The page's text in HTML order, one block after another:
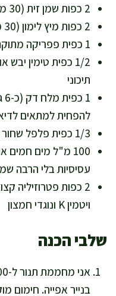
2 כפות שמן זית (30 מ"ל) – שומן איכותי במינון מדויק
2 כפות מיץ לימון (30 מ"ל) – מאזן טעמים ומרענן
1 כפית פפריקה מתוקה (3 גרם) – צבע וריח מעושן עדין
תיכוני
להפחית למתאים
1/3 כפית פלפל שחור גרוס – מוסיף חריפות עדינה
100 מ"ל מים
עסיסיות בלי הרבה
ויטמין K ונוגדי חמצון
שלבי הכנה
בנייר אפייה. חימום